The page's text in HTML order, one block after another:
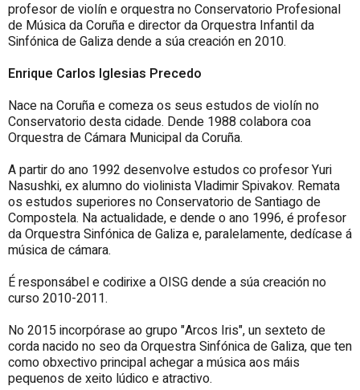
profesor de violín e orquestra no Conservatorio Profesional
de Música da Coruña e director da Orquestra Infantil da
Sinfónica de Galiza dende a súa creación en 2010.
Enrique Carlos Iglesias Precedo
Nace na Coruña e comeza os seus estudos de violín no
Conservatorio desta cidade. Dende 1988 colabora coa
Orquestra de Cámara Municipal da Coruña.
A partir do ano 1992 desenvolve estudos co profesor Yuri
Nasushki, ex alumno do violinista Vladimir Spivakov. Remata
os estudos superiores no Conservatorio de Santiago de
Compostela. Na actualidade, e dende o ano 1996, é profesor
da Orquestra Sinfónica de Galiza e, paralelamente, dedícase á
música de cámara.
É responsábel e codirixe a OISG dende a súa creación no
curso 2010-2011.
No 2015 incorpórase ao grupo "Arcos Iris", un sexteto de
corda nacido no seo da Orquestra Sinfónica de Galiza, que ten
como obxectivo principal achegar a música aos máis
pequenos de xeito lúdico e atractivo.